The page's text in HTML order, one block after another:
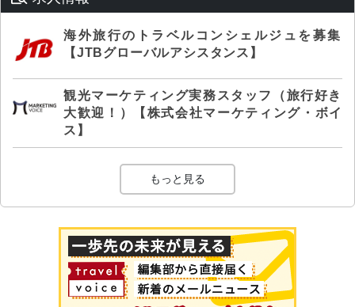
海外旅行のトラベルコンシェルジュを募集
【JTBグローバルアシスタンス】
観光マーケティング実務スタッフ（旅行好き
大歓迎！）【株式会社マーケティング・ボイ
ス】
もっと見る